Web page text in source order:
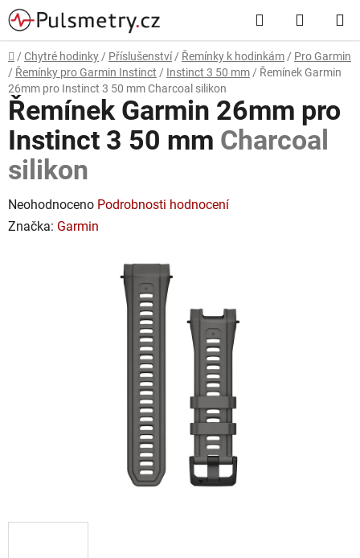
Přejít
na
obsah
Hledat
KOŠÍK
Domů
/ Chytré hodinky / Příslušenství / Řemínky k hodinkám / Pro Garmin
/ Řemínky pro Garmin Instinct / Instinct 3 50 mm / Řemínek Garmin
26mm pro Instinct 3 50 mmCharcoal silikon
Řemínek Garmin 26mm pro
Instinct 3 50 mm Charcoal
silikon
Průměrné
hodnocení
Neohodnoceno Podrobnosti hodnocení
Značka: Garmin